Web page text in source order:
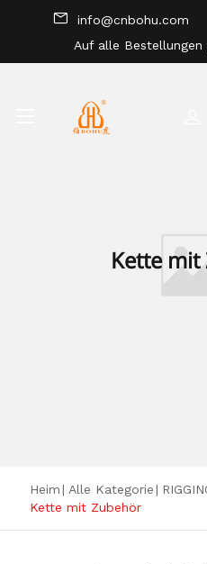
info@cnbohu.com
Auf alle
Kette
Heim| Alle Kategorie|
Kette mit Zubehör